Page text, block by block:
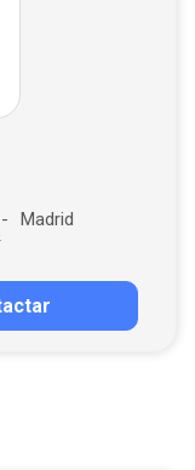
Madrid
por correo